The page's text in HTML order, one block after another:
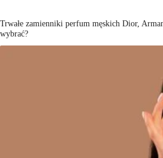
Trwałe zamienniki perfum męskich Dior,
wybrać?